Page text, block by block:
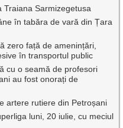
Traiana Sarmizegetusa
în tabăra de vară din Țara
zero față de amenințări,
în transportul public
cu o seamă de profesori
au fost onorați de
artere rutiere din Petroșani
luni, 20 iulie, cu meciul